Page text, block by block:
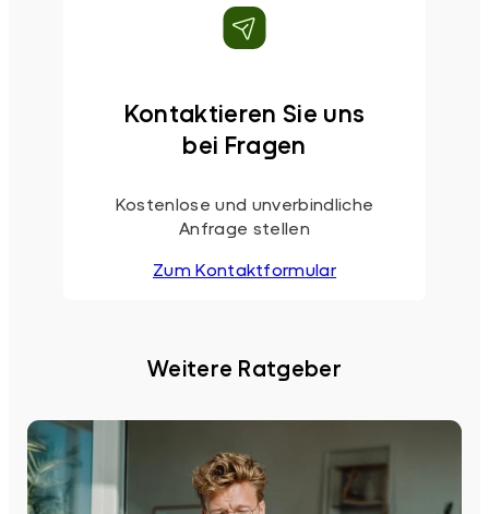
Kontaktieren Sie uns
bei Fragen
Kostenlose und unverbindliche
Anfrage stellen
Zum Kontaktformular
Weitere Ratgeber